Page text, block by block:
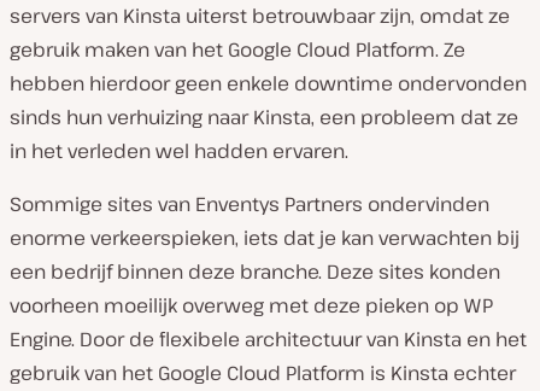
servers van Kinsta uiterst betrouwbaar zijn, omdat ze
gebruik maken van het Google Cloud Platform. Ze
hebben hierdoor geen enkele downtime ondervonden
sinds hun verhuizing naar Kinsta, een probleem dat ze
in het verleden wel hadden ervaren.
Sommige sites van Enventys Partners ondervinden
enorme verkeerspieken, iets dat je kan verwachten bij
een bedrijf binnen deze branche. Deze sites konden
voorheen moeilijk overweg met deze pieken op WP
Engine. Door de flexibele architectuur van Kinsta en het
gebruik van het Google Cloud Platform is Kinsta echter